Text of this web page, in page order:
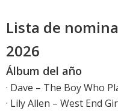
Lista de
2026
Álbum del año
· Dave – The Boy Who
· Lily Allen – West End